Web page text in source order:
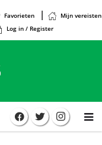
Favorieten
Mijn vereisten
Log in / Register